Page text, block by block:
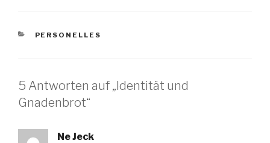
KATEGORIEN
PERSONELLES
5 Antworten auf „Identität und
Gnadenbrot“
Ne Jeck